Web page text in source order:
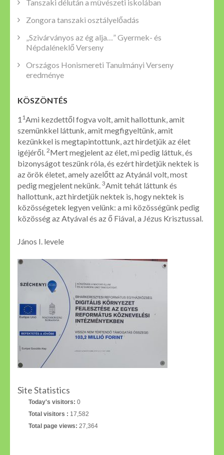
Tanszaki délután a művészeti iskolában
Zongora tanszaki osztályelőadás
„Szivárványos az ég alja…” Gyermek- és
Népdaléneklő Verseny
Országos Honismereti Tanulmányi Verseny
eredménye
KÖSZÖNTÉS
1 1Ami kezdettől fogva volt, amit hallottunk, amit
szemünkkel láttunk, amit megfigyeltünk, amit
kezünkkel is megtapintottunk, azt hirdetjük az élet
igéjéről. 2Mert megjelent az élet, mi pedig láttuk, és
bizonyságot teszünk róla, és ezért hirdetjük nektek is
az örök életet, amely azelőtt az Atyánál volt, most
pedig megjelent nekünk. 3Amit tehát láttunk és
hallottunk, azt hirdetjük nektek is, hogy nektek is
közösségetek legyen velünk: a mi közösségünk pedig
közösség az Atyával és az ő Fiával, a Jézus Krisztussal.
János I. levele
Site Statistics
Today's visitors: 0
Total visitors : 17,582
Total page views: 27,364